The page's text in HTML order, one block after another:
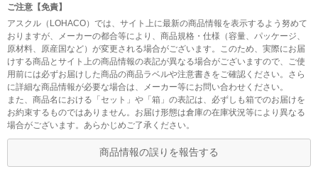
ご注意【免責】
アスクル（LOHACO）では、サイト上に最新の商品情報を表示するよう努めて
おりますが、メーカーの都合等により、商品規格・仕様（容量、パッケージ、
原材料、原産国など）が変更される場合がございます。このため、実際にお届
けする商品とサイト上の商品情報の表記が異なる場合がございますので、ご使
用前には必ずお届けした商品の商品ラベルや注意書きをご確認ください。さら
に詳細な商品情報が必要な場合は、メーカー等にお問い合わせください。
また、商品名における「セット」や「箱」の表記は、必ずしも箱でのお届けを
お約束するものではありません。お届け形態は倉庫の在庫状況等により異なる
場合がございます。あらかじめご了承ください。
商品情報の誤りを報告する